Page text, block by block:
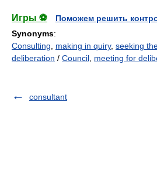
Игры ⚽
Поможем решить
Synonyms:
Consulting
making in quiry, seeking
deliberation / Council meeting for
consultant